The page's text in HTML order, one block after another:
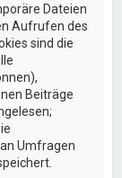
Dateien
Aufrufen des
sind die
Beiträge
Umfragen